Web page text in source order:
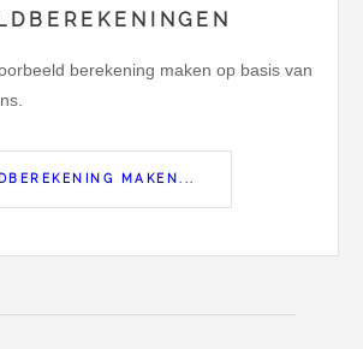
berekening maken op basis van
MAKEN...